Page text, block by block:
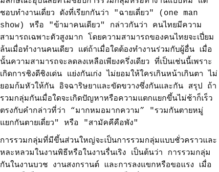
ชอบทำงานเดี่ยว ดังที่เรียกกันว่า "ฉายเดี่ยว" (one man
show) หรือ "ข้ามาคนเดียว" กล่าวกันว่า คนไทยมีความ
สามารถเฉพาะตัวสูงมาก โดยความสามารถของคนไทยจะเปี่ยม
ล้นเมื่อทำงานคนเดียว แต่ถ้าเมื่อใดต้องทำงานร่วมกับผู้อื่น เมื่อ
นั้นความสามารถจะลดลงเหลือเพียงครึ่งเดียว ที่เป็นเช่นนี้เพราะ
เกิดการชิงดีชิงเด่น แย่งกันเก่ง ไม่ยอมให้ใครเกินหน้าเกินตา ไม่
ยอมก้มหัวให้กัน อิจฉาริษยาและขัดขวางซึ่งกันและกัน สรุป ถ้า
รวมกลุ่มกันเมื่อใดจะเกิดปัญหาหรือความแตกแยกขึ้นไม่ช้าก็เร็ว
ตรงกับคำกล่าวที่ว่า “มากหมอมากความ” "รวมกันตายหมู่
แยกกันตายเดี่ยว" หรือ "สามัคคีคือพัง"
การรวมกลุ่มที่มีขึ้นส่วนใหญ่จะเป็นการรวมกลุ่มแบบชั่วคราวและ
หละหลวมในงานพิธีหรือในงานรื่นเริง เป็นต้นว่า การรวมกลุ่ม
กันในงานบวช งานสงกรานต์ และการลงแขกหรือขอแรง เมื่อ